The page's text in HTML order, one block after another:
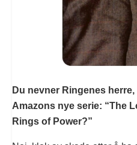
Du nevner Ringenes
Amazons nye serie: “The
Rings of Power?”